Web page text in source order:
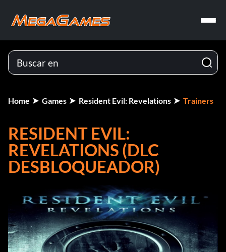
Home Games Resident Evil: Revelations Trainers
RESIDENT EVIL:
REVELATIONS (DLC
DESBLOQUEADOR)